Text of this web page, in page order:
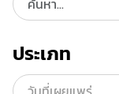
ประเภท